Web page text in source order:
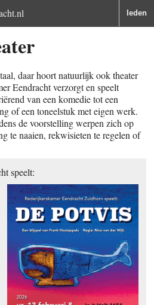
leden
daar hoort natuurlijk ook theater
Eendracht verzorgt en speelt
van een komedie tot een
of een toneelstuk met eigen werk.
de voorstelling werpen zich op
te naaien, rekwisieten te regelen of
speelt: